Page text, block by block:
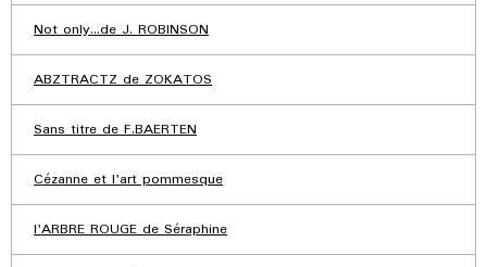
Not only...de J. ROBINSON
ABZTRACTZ de ZOKATOS
Sans titre de F.BAERTEN
Cézanne et l'art pommesque
l'ARBRE ROUGE de Séraphine